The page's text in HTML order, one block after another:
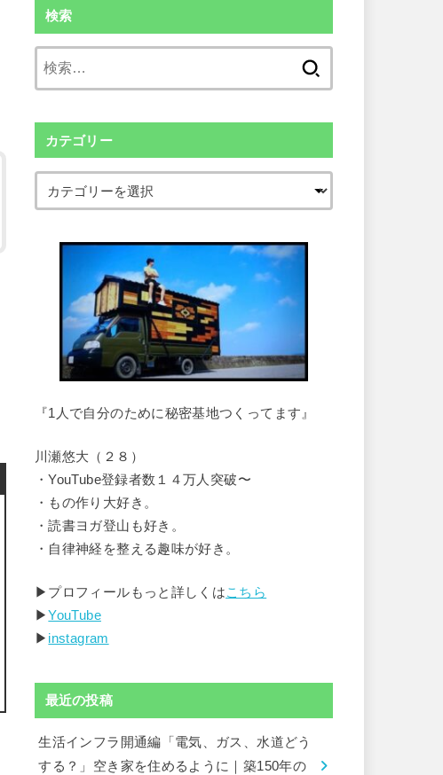
検索
カテゴリー
『1人で自分のために秘密基地つくってます』
川瀬悠大（２８）
・YouTube登録者数１４万人突破〜
・もの作り大好き。
・読書ヨガ登山も好き。
・自律神経を整える趣味が好き。
▶︎プロフィールもっと詳しくはこちら
▶︎YouTube
▶︎ instagram
最近の投稿
生活インフラ開通編「電気、ガス、水道どう
する？」空き家を住めるように｜築150年の